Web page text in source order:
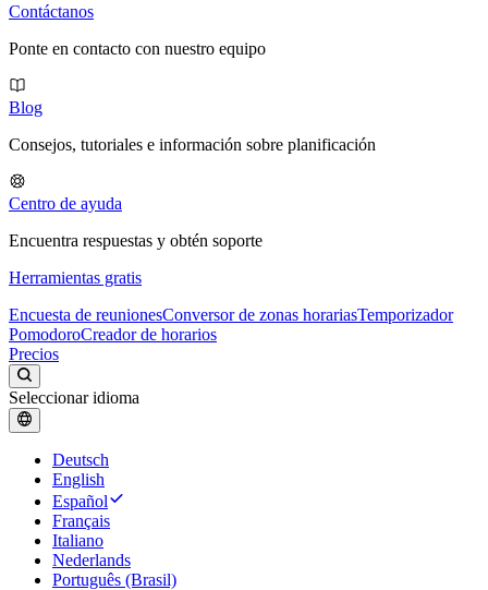
Contáctanos
Ponte en contacto con nuestro equipo
Blog
Consejos, tutoriales e información sobre planificación
Centro de ayuda
Encuentra respuestas y obtén soporte
Herramientas gratis
Encuesta de reunionesConversor de zonas horariasTemporizador
PomodoroCreador de horarios
Precios
Seleccionar idioma
Deutsch
English
Español
Français
Italiano
Nederlands
Português (Brasil)